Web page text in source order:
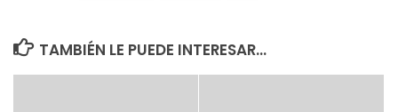
TAMBIÉN LE PUEDE INTERESAR...